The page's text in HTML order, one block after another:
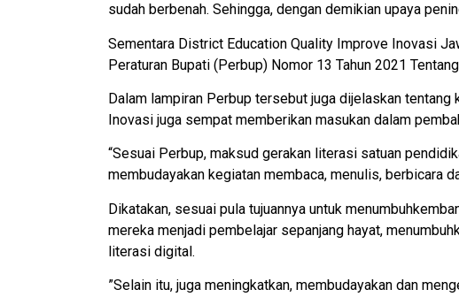
sudah berbenah. Sehingga, dengan demikian upaya
Sementara District Education Quality Improve Inovasi
Peraturan Bupati (Perbup) Nomor 13 Tahun 2021
Dalam lampiran Perbup tersebut juga dijelaskan tentang
Inovasi juga sempat memberikan masukan dalam
“Sesuai Perbup, maksud gerakan literasi satuan
membudayakan kegiatan membaca, menulis, berbicara
Dikatakan, sesuai pula tujuannya untuk
mereka menjadi pembelajar sepanjang hayat,
literasi digital.
”Selain itu, juga meningkatkan, membudayakan dan